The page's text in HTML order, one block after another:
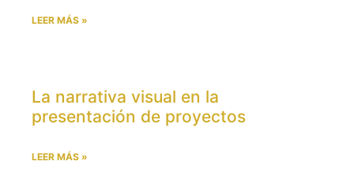
LEER MÁS »
La narrativa visual en la
presentación de proyectos
LEER MÁS »